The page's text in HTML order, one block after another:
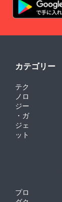
カテゴリー
テク
ノロ
ジー
・ガ
ジェ
ット
プロ